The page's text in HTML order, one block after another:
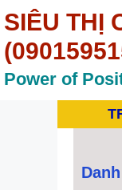
Chuyển
đến
nội
dung
SIÊU THỊ
Power of